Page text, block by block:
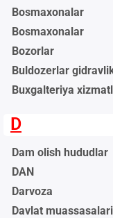
Bosmaxonalar
Bosmaxonalar
Bozorlar
Buldozerlar
Buxgalteriya
D
Dam olish hududlar
DAN
Darvoza
Davlat muassasalari